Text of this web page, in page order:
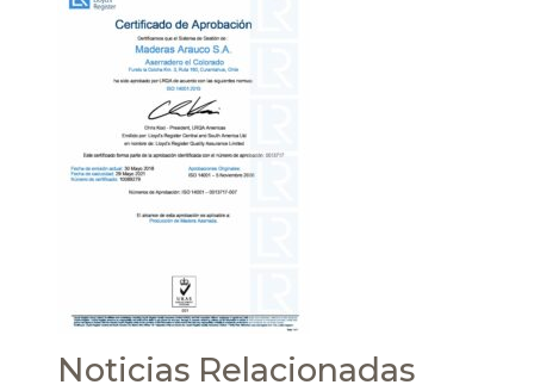
Noticias Relacionadas